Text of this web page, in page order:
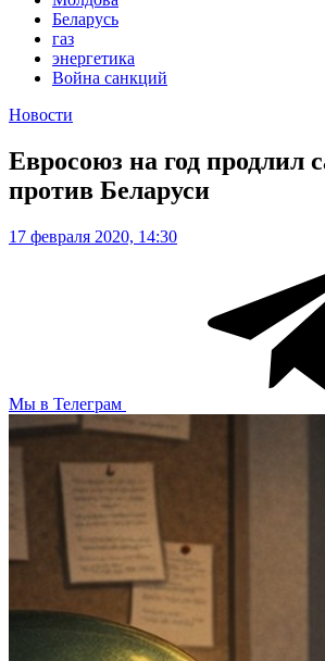
Беларусь
газ
энергетика
Война санкций
Новости
Евросоюз на год продлил
против Беларуси
17 февраля 2020, 14:30
Мы в Телеграм